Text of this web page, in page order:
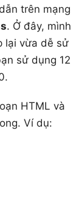
trên mạng
. Ở đây, mình
lại vừa dễ sử
sử dụng 12
HTML và
Ví dụ: